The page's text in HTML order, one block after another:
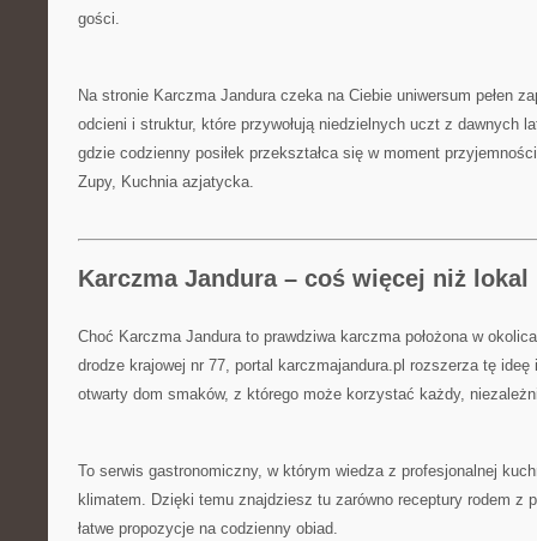
gości.
Na stronie Karczma Jandura czeka na Ciebie uniwersum pełen
odcieni i struktur, które przywołują niedzielnych uczt z dawnych
gdzie codzienny posiłek przekształca się w moment
Zupy, Kuchnia azjatycka.
Karczma Jandura – coś więcej niż lokal
Choć Karczma Jandura to prawdziwa karczma położona w
drodze krajowej nr 77, portal karczmajandura.pl rozszerza tę ideę
otwarty dom smaków, z którego może korzystać każdy,
To serwis gastronomiczny, w którym wiedza z profesjonalnej
klimatem. Dzięki temu znajdziesz tu zarówno receptury rodem z
łatwe propozycje na codzienny obiad.